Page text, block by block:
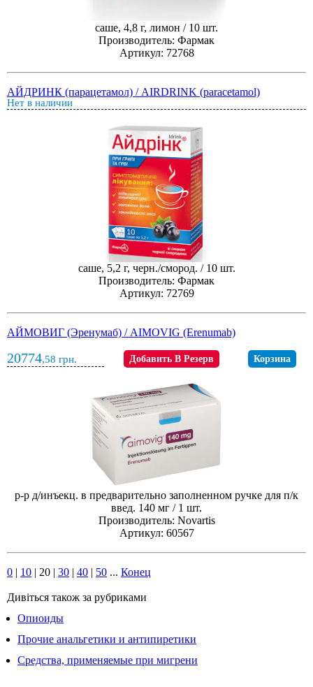
саше, 4,8 г, лимон / 10 шт.
Производитель: Фармак
Артикул: 72768
АЙДРИНК (парацетамол) / AIRDRINK (paracetamol)
Нет в наличии
саше, 5,2 г, черн./смород. / 10 шт.
Производитель: Фармак
Артикул: 72769
АЙМОВИГ (Эренумаб) / AIMOVIG (Erenumab)
20774,58 грн. Добавить В Резерв Корзина
р-р д/инъекц. в предварительно заполненном ручке для п/к
введ. 140 мг / 1 шт.
Производитель: Novartis
Артикул: 60567
0 | 10 | 20 | 30 | 40 | 50 ... Конец
Дивіться також за рубриками
Опиоиды
Прочие анальгетики и антипиретики
Средства, применяемые при мигрени